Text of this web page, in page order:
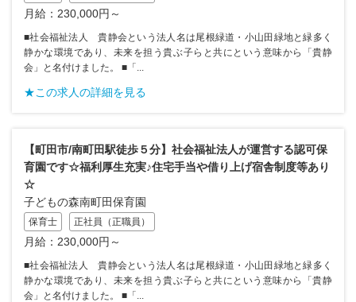
月給：230,000円～
■社会福祉法人 貴静会という法人名は尾根緑道・小山田緑地と緑多く
静かな環境であり、未来を担う貴ぶ子らと共にという意味から「貴静
会」と名付けました。 ■「...
★この求人の詳細を見る
【町田市/南町田駅徒歩５分】社会福祉法人が運営する認可保
育園です☆福利厚生充実♪住宅手当や借り上げ宿舎制度等あり
☆
子どもの森南町田保育園
保育士 正社員（正職員）
月給：230,000円～
■社会福祉法人 貴静会という法人名は尾根緑道・小山田緑地と緑多く
静かな環境であり、未来を担う貴ぶ子らと共にという意味から「貴静
会」と名付けました。 ■「...